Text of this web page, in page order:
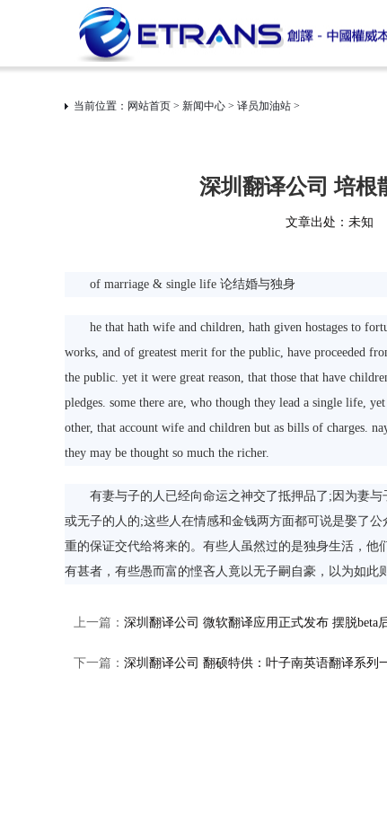
当前位置： 网站首页 > 新闻中心 > 译员加油站 >
深圳翻译公司 培根
文章出处：未知
of marriage & single life 论结婚与独身
he that hath wife and children, hath given hostages to
works, and of greatest merit for the public, have proceeded
the public. yet it were great reason, that those that have
pledges. some there are, who though they lead a single life,
other, that account wife and children but as bills of charges.
they may be thought so much the richer.
有妻与子的人已经向命运之神交了抵押品了;因为妻与
或无子的人的;这些人在情感和金钱两方面都可说是娶了
重的保证交代给将来的。有些人虽然过的是独身生活，
有甚者，有些愚而富的悭吝人竟以无子嗣自豪，以为如此
上一篇： 深圳翻译公司 微软翻译应用正式发布 摆脱beta
下一篇： 深圳翻译公司 翻硕特供：叶子南英语翻译系列